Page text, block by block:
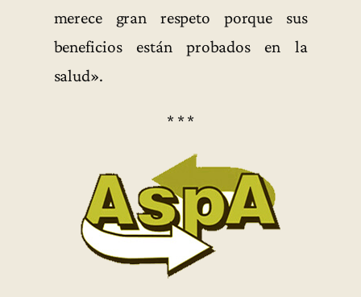
merece gran respeto porque sus
beneficios están probados en la
salud».
* * *